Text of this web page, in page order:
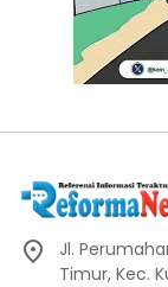
Jl.
Timur, Kec.